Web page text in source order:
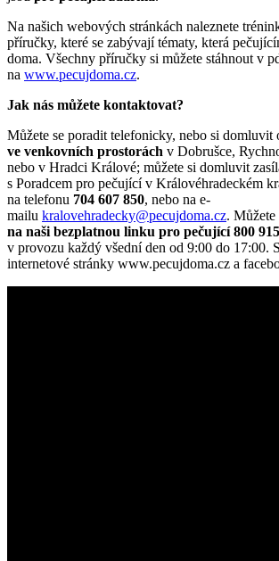
Na našich webových stránkách naleznete
příručky, které se zabývají tématy, která
doma. Všechny příručky si můžete stáhnout v
na www.pecujdoma.cz.
Jak nás můžete kontaktovat?
Můžete se poradit telefonicky, nebo si domluvit
ve venkovních prostorách v Dobrušce,
nebo v Hradci Králové; můžete si domluvit
s Poradcem pro pečující v Královéhradeckém
na telefonu 704 607 850, nebo na e-
mailu kralovehradecky@pecujdoma.cz. Můžete
na naši bezplatnou linku pro pečující 800
v provozu každý všední den od 9:00 do 17:00.
internetové stránky www.pecujdoma.cz a